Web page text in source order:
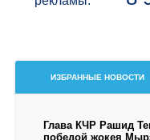
ИЗБРАННЫЕ НОВОСТИ
Глава КЧР Рашид
победой жокея